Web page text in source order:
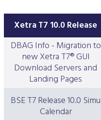
Xetra T7 10.0 Release
DBAG Info - Migration to
new Xetra T7® GUI
Download Servers and
Landing Pages
BSE T7 Release 10.0 Simu
Calendar